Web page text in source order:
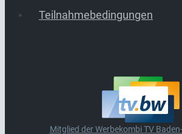
Teilnahmebedingungen
Mitglied der Werbekombi TV